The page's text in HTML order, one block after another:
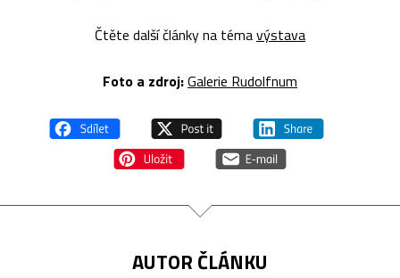
Čtěte další články na témavýstava
Foto a zdroj:Galerie Rudolfnum
AUTOR ČLÁNKU